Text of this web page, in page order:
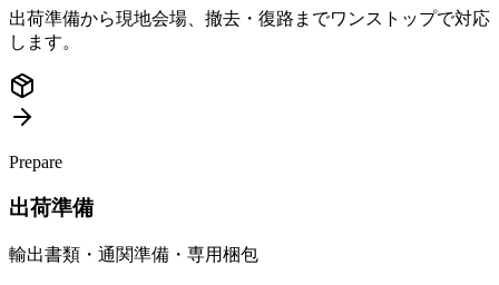
出荷準備から現地会場、撤去・復路までワンストップで対応
します。
Prepare
出荷準備
輸出書類・通関準備・専用梱包